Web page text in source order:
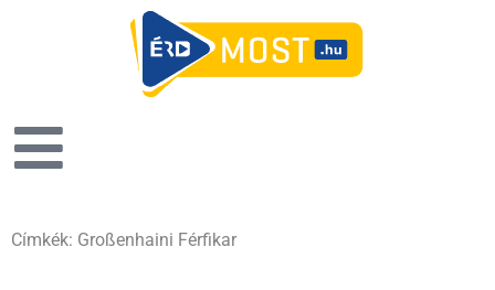
Címkék: Großenhaini Férfikar